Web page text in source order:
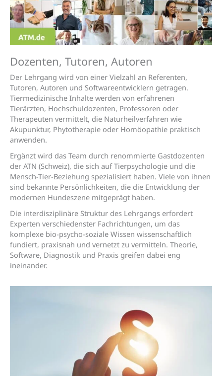
Dozenten, Tutoren, Autoren
Der Lehrgang wird von einer Vielzahl an Referenten,
Tutoren, Autoren und Softwareentwicklern getragen.
Tiermedizinische Inhalte werden von erfahrenen
Tierärzten, Hochschuldozenten, Professoren oder
Therapeuten vermittelt, die Naturheilverfahren wie
Akupunktur, Phytotherapie oder Homöopathie praktisch
anwenden.
Ergänzt wird das Team durch renommierte Gastdozenten
der ATN (Schweiz), die sich auf Tierpsychologie und die
Mensch-Tier-Beziehung spezialisiert haben. Viele von ihnen
sind bekannte Persönlichkeiten, die die Entwicklung der
modernen Hundeszene mitgeprägt haben.
Die interdisziplinäre Struktur des Lehrgangs erfordert
Experten verschiedenster Fachrichtungen, um das
komplexe bio-psycho-soziale Wissen wissenschaftlich
fundiert, praxisnah und vernetzt zu vermitteln. Theorie,
Software, Diagnostik und Praxis greifen dabei eng
ineinander.